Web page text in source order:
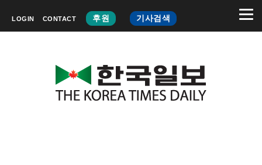
LOGIN CONTACT 후원 기사검색